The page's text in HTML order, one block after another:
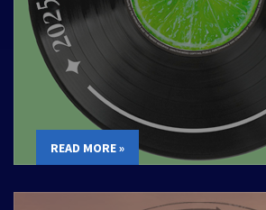
READ MORE »